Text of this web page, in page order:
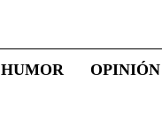
HUMOR OPINIÓN